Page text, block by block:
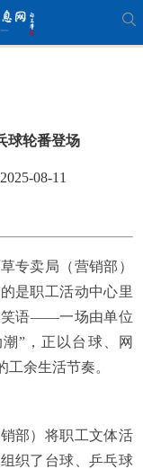
球轮番登场
08-11
卖局（营销部）
是职工活动中心里
笑语——一场由单位
”，正以台球、网
余生活节奏。
部）将职工文体活
织了台球、乒乓球